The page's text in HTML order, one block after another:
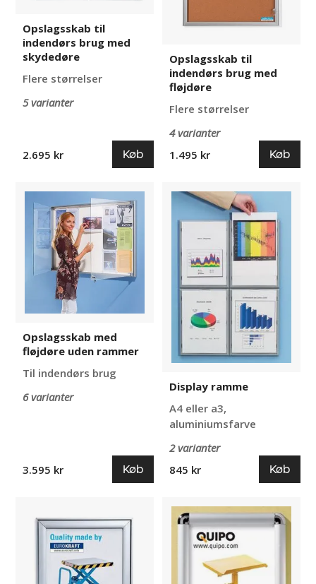
Opslagsskab til
indendørs brug med
skydedøre
Flere størrelser
5 varianter
2.695 kr Køb
Opslagsskab til
indendørs brug med
fløjdøre
Flere størrelser
4 varianter
1.495 kr
Køb
Opslagsskab
med
uden
rammer
Opslagsskab med
fløjdøre uden rammer
Til indendørs brug
6 varianter
3.595 kr Køb
Display
ramme
Display ramme
A4 eller a3,
aluminiumsfarve
2 varianter
845 kr
Køb
Snapramme
Premium
Klikrammer
Display,
aluminiumsprofil,